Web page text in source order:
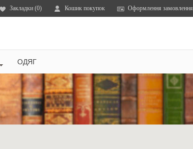
Закладки (0) Кошик покупок Оформлення замовлення
ОДЯГ